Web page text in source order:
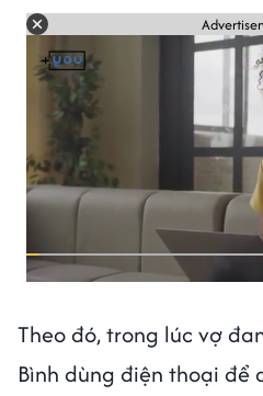
Theo đó, trong lúc vợ
Bình dùng điện thoại để